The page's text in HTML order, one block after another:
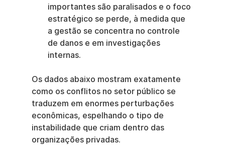
importantes são paralisados e o foco
estratégico se perde, à medida que
a gestão se concentra no controle
de danos e em investigações
internas.
Os dados abaixo mostram exatamente
como os conflitos no setor público se
traduzem em enormes perturbações
econômicas, espelhando o tipo de
instabilidade que criam dentro das
organizações privadas.